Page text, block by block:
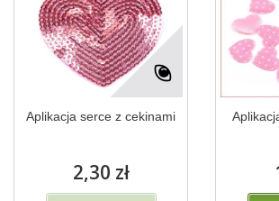
Aplikacja serce z cekinami
2,30 zł